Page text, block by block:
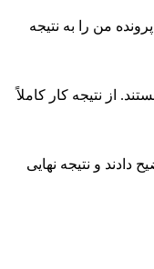
من را به نتیجه
از نتیجه کار کاملاً
و نتیجه نهایی